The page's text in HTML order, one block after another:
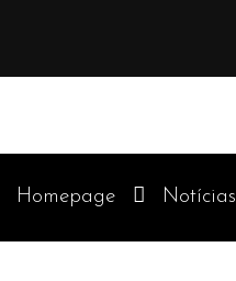
Pinhal
Homepage Notícias